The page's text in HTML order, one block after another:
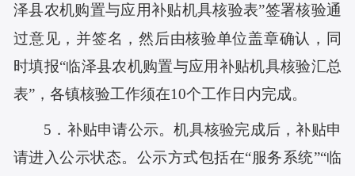
泽县农机购置与应用补贴机具核验表”签署核验通
过意见，并签名，然后由核验单位盖章确认，同
时填报“临泽县农机购置与应用补贴机具核验汇总
表”，各镇核验工作须在10个工作日内完成。
5．补贴申请公示。机具核验完成后，补贴申
请进入公示状态。公示方式包括在“服务系统”“临